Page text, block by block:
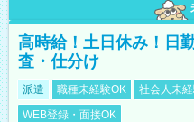
高時給！土日休み！日
査・仕分け
派遣 職種未経験OK 社会人未
WEB登録・面接OK